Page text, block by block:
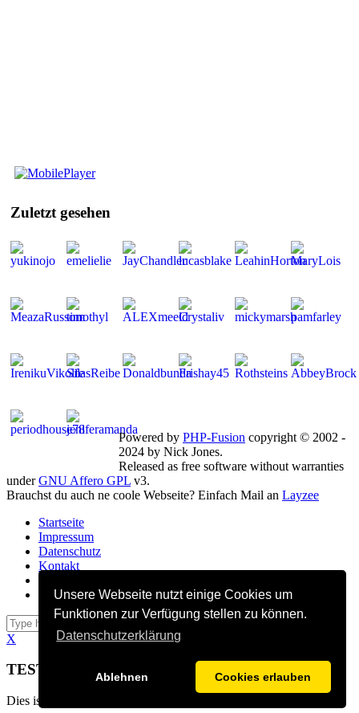
Unsere Webseite nutzt einige Cookies um
Funktionen zur Verfügung stellen zu können.
Datenschutzerklärung
Ablehnen Cookies erlauben
Zuletzt gesehen
Powered by PHP-Fusion copyright © 2002 -
2024 by Nick Jones.
Released as free software without warranties
underGNU Affero GPL v3.
Brauchst du auch ne coole Webseite? Einfach Mail an Layzee
Startseite
Impressum
Datenschutz
Kontakt
FB Seite
go
X
TEST POPUP
Dies ist ein TEST